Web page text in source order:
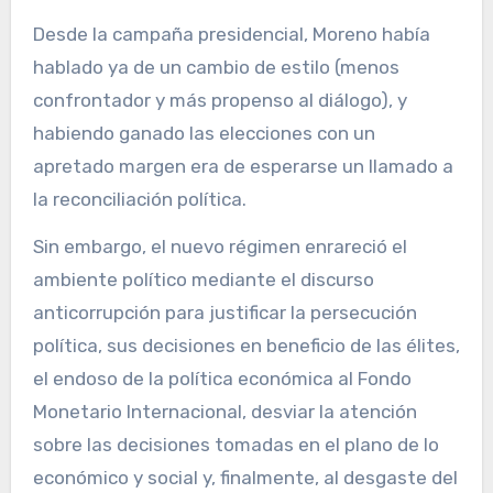
Desde la campaña presidencial, Moreno había
hablado ya de un cambio de estilo (menos
confrontador y más propenso al diálogo), y
habiendo ganado las elecciones con un
apretado margen era de esperarse un llamado a
la reconciliación política.
Sin embargo, el nuevo régimen enrareció el
ambiente político mediante el discurso
anticorrupción para justificar la persecución
política, sus decisiones en beneficio de las élites,
el endoso de la política económica al Fondo
Monetario Internacional, desviar la atención
sobre las decisiones tomadas en el plano de lo
económico y social y, finalmente, al desgaste del